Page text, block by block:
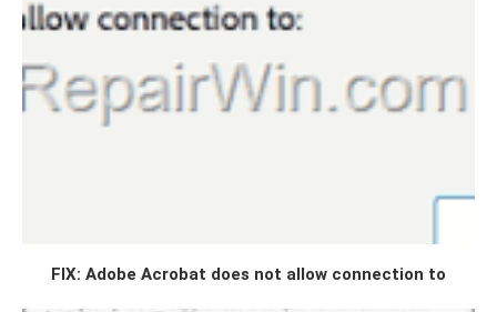
FIX: Adobe Acrobat does not allow connection to